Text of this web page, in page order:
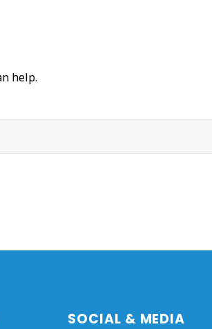
help.
SOCIAL & MEDIA